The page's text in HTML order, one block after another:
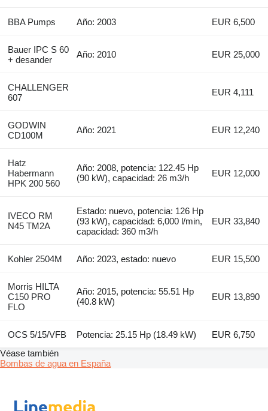
BBA Pumps Año: 2003 EUR 6,500
Bauer IPC S 60
+ desander
Año: 2010 EUR 25,000
CHALLENGER
607
EUR 4,111
GODWIN
CD100M
Año: 2021 EUR 12,240
Hatz
Habermann
HPK 200 560
Año: 2008, potencia: 122.45 Hp
(90 kW), capacidad: 26 m3/h
EUR 12,000
IVECO RM
N45 TM2A
Estado: nuevo, potencia: 126 Hp
(93 kW), capacidad: 6,000 l/min,
capacidad: 360 m3/h
EUR 33,840
Kohler 2504M Año: 2023, estado: nuevo EUR 15,500
Morris HILTA
C150 PRO
FLO
Año: 2015, potencia: 55.51 Hp
(40.8 kW)
EUR 13,890
OCS 5/15/VFB Potencia: 25.15 Hp (18.49 kW)
EUR 6,750
Véase también
Bombas de agua en España